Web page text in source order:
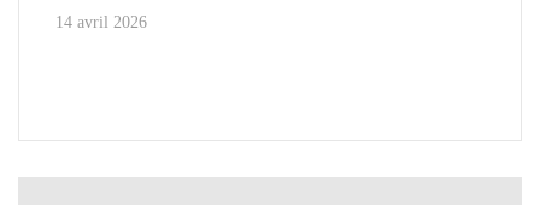
14 avril 2026